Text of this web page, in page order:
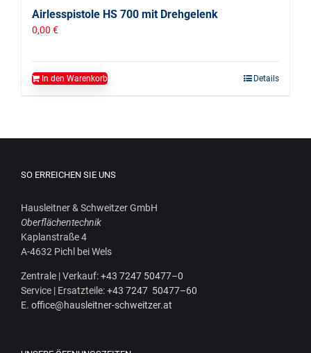
Airlesspistole HS 700 mit Drehgelenk
0,00 €
In den Warenkorb Details
SO ERREICHEN SIE UNS
Haus­leit­ner & Schweit­zer GmbH
Ober­flä­chen­tech­nik
Kaplan­stra­ße 4
A‑4632 Pichl bei Wels
Zen­tra­le | Ver­kauf:+43 7247 50477–0
Ser­vice | Ersatz­tei­le:+43 7247 50477–60
E. office@hausleitner-schweitzer.at